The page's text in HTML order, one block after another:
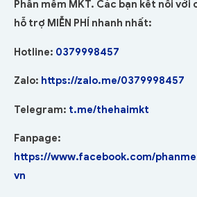
Phần mềm MKT. Các bạn kết nối
hỗ trợ MIỄN PHÍ nhanh nhất:
Hotline: 0379998457
Zalo: https://zalo.me/0379998457
Telegram: t.me/thehaimkt
Fanpage:
https://www.facebook.com/
vn